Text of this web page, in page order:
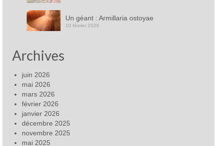
Un géant : Armillaria ostoyae
10 février 2026
Archives
juin 2026
mai 2026
mars 2026
février 2026
janvier 2026
décembre 2025
novembre 2025
mai 2025